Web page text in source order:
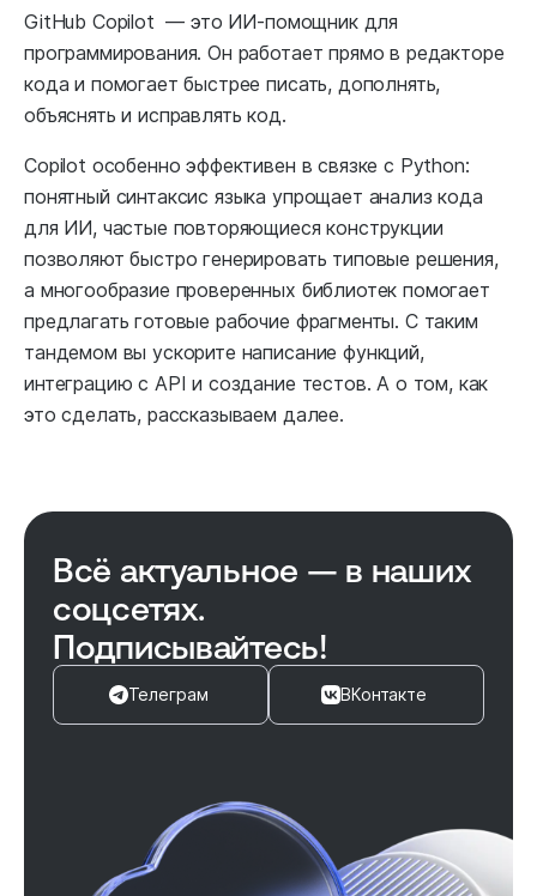
GitHub Copilot — это ИИ-помощник для
программирования. Он работает прямо в редакторе
кода и помогает быстрее писать, дополнять,
объяснять и исправлять код.
Copilot особенно эффективен в связке с Python:
понятный синтаксис языка упрощает анализ кода
для ИИ, частые повторяющиеся конструкции
позволяют быстро генерировать типовые решения,
а многообразие проверенных библиотек помогает
предлагать готовые рабочие фрагменты. С таким
тандемом вы ускорите написание функций,
интеграцию с API и создание тестов. А о том, как
это сделать, рассказываем далее.
Всё актуальное — в наших
соцсетях.
Подписывайтесь!
Телеграм ВКонтакте